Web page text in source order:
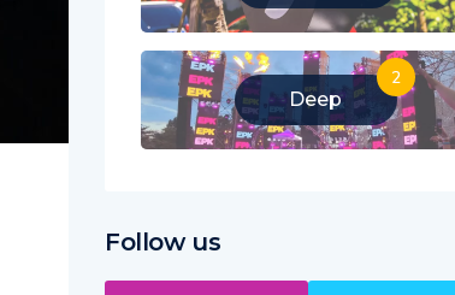
Deep
2
Follow us